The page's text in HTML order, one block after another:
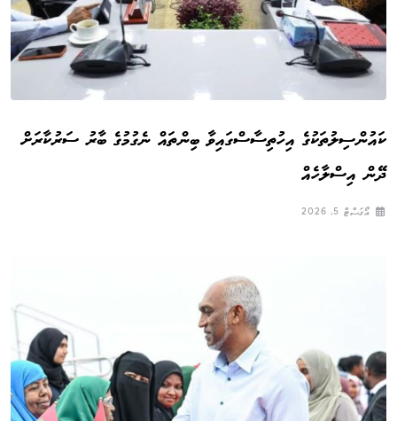
ކައުންސިލުތަކުގެ އިހުތިސާސްގައިވާ ބިންތައް ނެގުމުގެ ބާރު ސަރުކާރަށް
ދޭން އިސްލާހެއް
އޯގަސްޓް 5, 2026